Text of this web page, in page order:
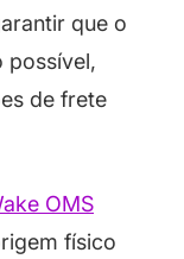
que o
possível,
de frete
OMS
físico